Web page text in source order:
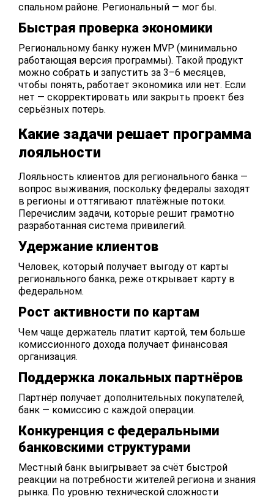
спальном районе. Региональный — мог бы.
Быстрая проверка экономики
Региональному банку нужен MVP (минимально
работающая версия программы). Такой продукт
можно собрать и запустить за 3–6 месяцев,
чтобы понять, работает экономика или нет. Если
нет — скорректировать или закрыть проект без
серьёзных потерь.
Какие задачи решает программа
лояльности
Лояльность клиентов для регионального банка —
вопрос выживания, поскольку федералы заходят
в регионы и оттягивают платёжные потоки.
Перечислим задачи, которые решит грамотно
разработанная система привилегий.
Удержание клиентов
Человек, который получает выгоду от карты
регионального банка, реже открывает карту в
федеральном.
Рост активности по картам
Чем чаще держатель платит картой, тем больше
комиссионного дохода получает финансовая
организация.
Поддержка локальных партнёров
Партнёр получает дополнительных покупателей,
банк — комиссию с каждой операции.
Конкуренция с федеральными
банковскими структурами
Местный банк выигрывает за счёт быстрой
реакции на потребности жителей региона и знания
рынка. По уровню технической сложности